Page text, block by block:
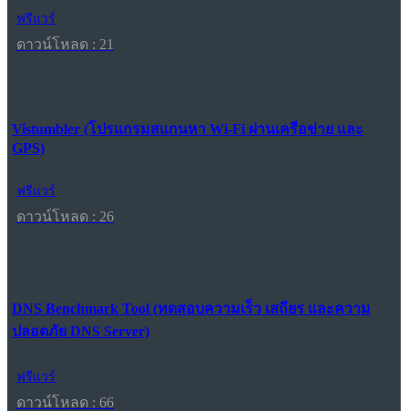
ฟรีแวร์
ดาวน์โหลด : 21
Vistumbler (โปรแกรมสแกนหา Wi-Fi ผ่านเครือข่าย และ
GPS)
ฟรีแวร์
ดาวน์โหลด : 26
DNS Benchmark Tool (ทดสอบความเร็ว เสถียร และความ
ปลอดภัย DNS Server)
ฟรีแวร์
ดาวน์โหลด : 66